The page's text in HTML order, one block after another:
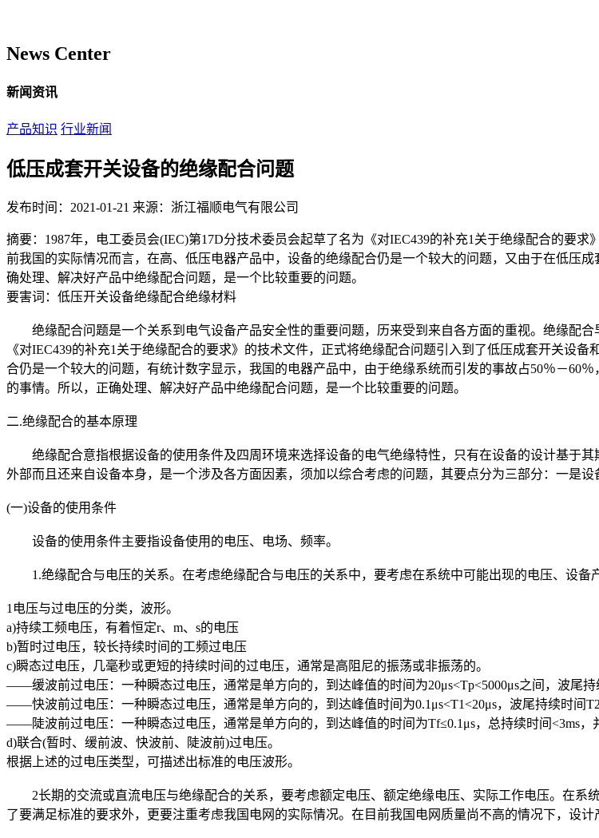
News Center
新闻资讯
产品知识 行业新闻
低压成套开关设备的绝缘配合问题
发布时间：2021-01-21 来源：浙江福顺电气有限公司
摘要：1987年，电工委员会(IEC)第17D分技术委员会起草了名为《对IEC439的补充1关于绝缘配合的要
前我国的实际情况而言，在高、低压电器产品中，设备的绝缘配合仍是一个较大的问题，又由于在低压
确处理、解决好产品中绝缘配合问题，是一个比较重要的问题。
要害词：低压开关设备绝缘配合绝缘材料
绝缘配合问题是一个关系到电气设备产品安全性的重要问题，历来受到来自各方面的重视。绝缘配合
《对IEC439的补充1关于绝缘配合的要求》的技术文件，正式将绝缘配合问题引入到了低压成套开关设
合仍是一个较大的问题，有统计数字显示，我国的电器产品中，由于绝缘系统而引发的事故占50％－60
的事情。所以，正确处理、解决好产品中绝缘配合问题，是一个比较重要的问题。
二.绝缘配合的基本原理
绝缘配合意指根据设备的使用条件及四周环境来选择设备的电气绝缘特性，只有在设备的设计基于
外部而且还来自设备本身，是一个涉及各方面因素，须加以综合考虑的问题，其要点分为三部分：一是
(一)设备的使用条件
设备的使用条件主要指设备使用的电压、电场、频率。
1.绝缘配合与电压的关系。在考虑绝缘配合与电压的关系中，要考虑在系统中可能出现的电压、设备
1电压与过电压的分类，波形。
a)持续工频电压，有着恒定r、m、s的电压
b)暂时过电压，较长持续时间的工频过电压
c)瞬态过电压，几毫秒或更短的持续时间的过电压，通常是高阻尼的振荡或非振荡的。
——缓波前过电压：一种瞬态过电压，通常是单方向的，到达峰值的时间为20μs<Tp<5000μs之间，波尾持
——快波前过电压：一种瞬态过电压，通常是单方向的，到达峰值时间为0.1μs<T1<20μs，波尾持续时间
——陡波前过电压：一种瞬态过电压，通常是单方向的，到达峰值的时间为Tf≤0.1μs，总持续时间<3ms，
d)联合(暂时、缓前波、快波前、陡波前)过电压。
根据上述的过电压类型，可描述出标准的电压波形。
2长期的交流或直流电压与绝缘配合的关系，要考虑额定电压、额定绝缘电压、实际工作电压。在系
了要满足标准的要求外，更要注重考虑我国电网的实际情况。在目前我国电网质量尚不高的情况下，设